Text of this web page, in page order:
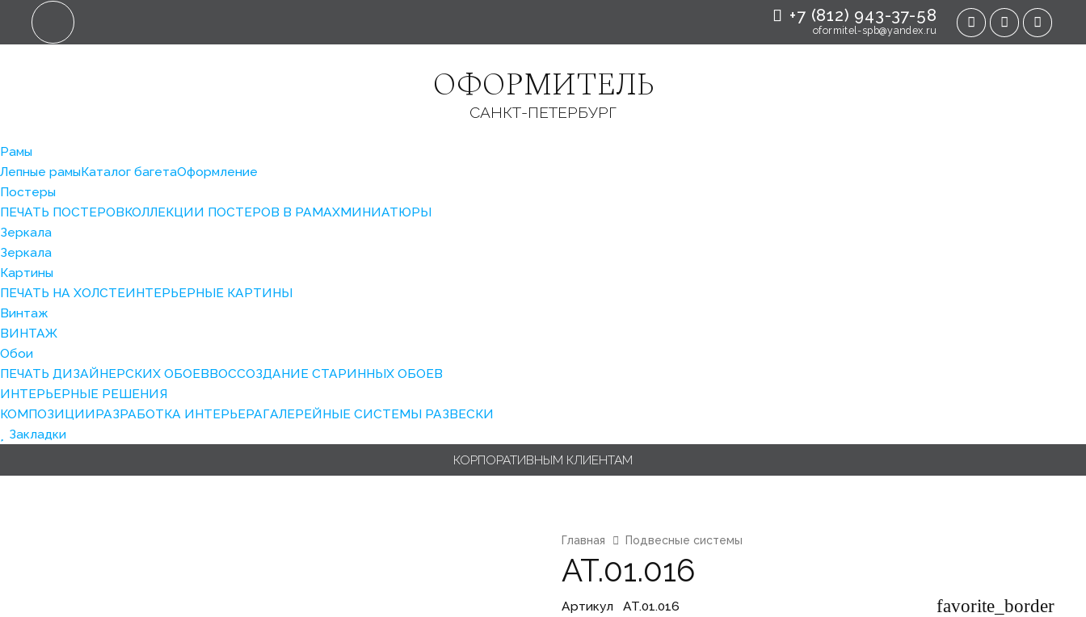
+7 (812) 943-37-58
oformitel-spb@yandex.ru
ОФОРМИТЕЛЬ
САНКТ-ПЕТЕРБУРГ
Рамы
Лепные рамыКаталог багетаОформление
Постеры
ПЕЧАТЬ ПОСТЕРОВКОЛЛЕКЦИИ ПОСТЕРОВ В РАМАХМИНИАТЮРЫ
Зеркала
Зеркала
Картины
ПЕЧАТЬ НА ХОЛСТЕИНТЕРЬЕРНЫЕ КАРТИНЫ
Винтаж
ВИНТАЖ
Обои
ПЕЧАТЬ ДИЗАЙНЕРСКИХ ОБОЕВВОССОЗДАНИЕ СТАРИННЫХ ОБОЕВ
ИНТЕРЬЕРНЫЕ РЕШЕНИЯ
КОМПОЗИЦИИРАЗРАБОТКА ИНТЕРЬЕРАГАЛЕРЕЙНЫЕ СИСТЕМЫ РАЗВЕСКИ
Закладки
КОРПОРАТИВНЫМ КЛИЕНТАМ
Главная Подвесные системы
AT.01.016
Артикул⠀AT.01.016 favorite_border